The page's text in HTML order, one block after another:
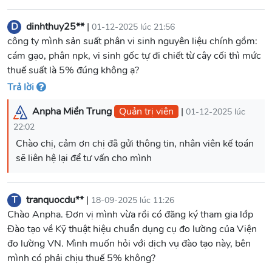
D dinhthuy25**| 01-12-2025 lúc 21:56
công ty mình sản suất phân vi sinh nguyên liệu chính gồm:
cám gạo, phân npk, vi sinh gốc tự đi chiết từ cây cối thì mức
thuế suất là 5% đúng không ạ?
Trả lời
Anpha Miền Trung Quản trị viên | 01-12-2025 lúc
22:02
Chào chị, cảm ơn chị đã gửi thông tin, nhân viên kế toán
sẽ liên hệ lại để tư vấn cho mình
T tranquocdu**| 18-09-2025 lúc 11:26
Chào Anpha. Đơn vị mình vừa rồi có đăng ký tham gia lớp
Đào tạo về Kỹ thuật hiệu chuẩn dụng cụ đo lường của Viện
đo lường VN. Mình muốn hỏi với dịch vụ đào tạo này, bên
mình có phải chịu thuế 5% không?